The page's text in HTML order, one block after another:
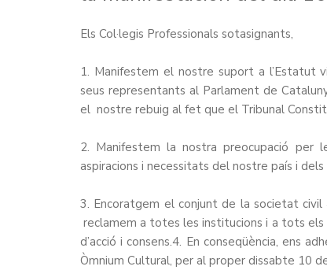
Els Col·legis Professionals sotasignants,
1. Manifestem el nostre suport a
seus representants al Parlament de
el nostre rebuig al fet que el Tribunal
2. Manifestem la nostra preocupació per
aspiracions i necessitats del nostre país i dels
3. Encoratgem el conjunt de la societat
reclamem a totes les institucions i a tots
d’acció i consens.4. En conseqüència, ens
Òmnium Cultural, per al proper dissabte 10